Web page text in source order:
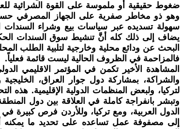
ضغوط حقيقية أو ملموسة على القوة الشرائية
وهو ذو مخاطر صفرية على الجهاز المصرفي حسب
سهولة تسديده عبر سياسات بيع وشراء
يضاف إلى ذلك كله أنَّ تنشيط سوق السندات
البحث عن ودائع محلية وخارجية لتلبية الطلب
فالمزاحمة في الظروف الحالية ليست قائمة فعلياً.
المشاهدة الأخير تكمن في المؤتمر الاقليمي
والشراكة، بمشاركة دول جوار العراق،
لتركيا، ولبعض المنظمات الدولية الإقليمية. هذه
وتبشر بانفراجة كاملة في العلاقة بين دول
الدول العربية، ومع تركيا، وللأردن فرص كبيرة
إلى مصفوفة عمل تساعده على تحديد ما يمكنه